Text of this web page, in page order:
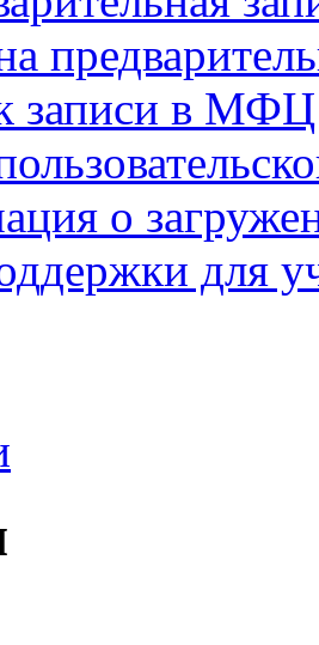
записи в МФЦ
о
для